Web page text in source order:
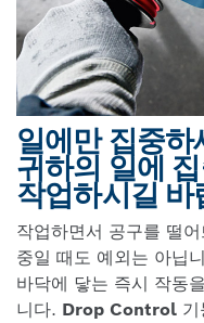
일에만 집중
귀하의 일에
작업하시길 바
작업하면서 공구를 떨
중일 때도 예외는 아닙
바닥에 닿는 즉시 작동
니다. Drop Control